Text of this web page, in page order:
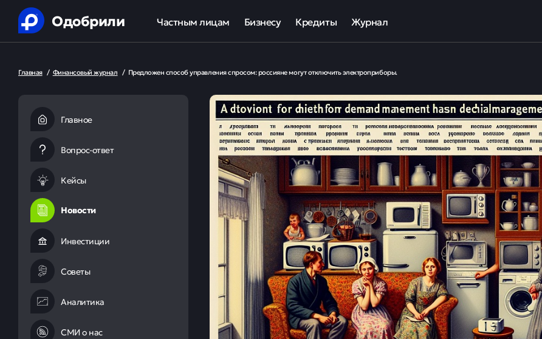
Одобрили Частным лицам
Рефинансирование кредитов
Ипотека
Юридическая защита от коллекторов и кредиторов
Анализ кредитной истории
Бизнесу
Оборотный кредит
Льготные программы кредитования для бизнеса
Кредиты
Рефинансирование кредитов
Кредит на карту
Кредиты под залог авто
Кредиты под залог недвижимости
Кредиты с плохой КИ
Кредиты без справок
Журнал
Главная / Финансовый журнал / Предложен способ управления спросом: россияне могут отключить электроприборы.
Главное
Вопрос-ответ
Кейсы
Новости
Инвестиции
Советы
Аналитика
СМИ о нас